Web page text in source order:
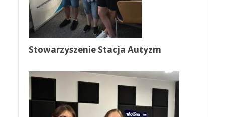
Stowarzyszenie Stacja Autyzm